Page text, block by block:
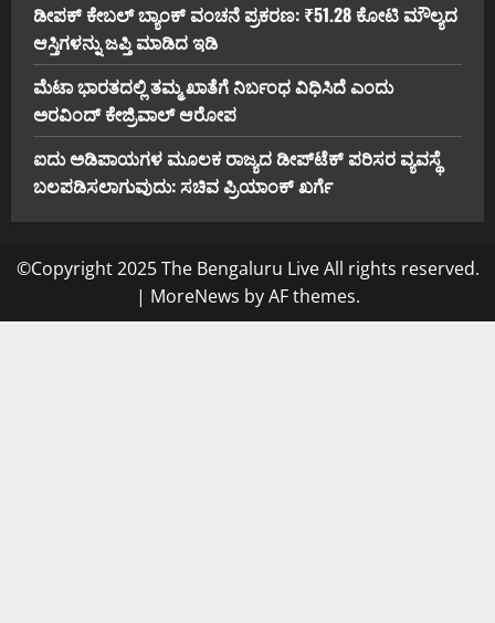
ಡೀಪಕ್ ಕೇಬಲ್ ಬ್ಯಾಂಕ್ ವಂಚನೆ ಪ್ರಕರಣ: ₹51.28 ಕೋಟಿ ಮೌಲ್ಯದ
ಆಸ್ತಿಗಳನ್ನು ಜಪ್ತಿ ಮಾಡಿದ ಇಡಿ
ಮೆಟಾ ಭಾರತದಲ್ಲಿ ತಮ್ಮ ಖಾತೆಗೆ ನಿರ್ಬಂಧ ವಿಧಿಸಿದೆ ಎಂದು
ಅರವಿಂದ್ ಕೇಜ್ರಿವಾಲ್ ಆರೋಪ
ಐದು ಅಡಿಪಾಯಗಳ ಮೂಲಕ ರಾಜ್ಯದ ಡೀಪ್‌ಟೆಕ್ ಪರಿಸರ ವ್ಯವಸ್ಥೆ
ಬಲಪಡಿಸಲಾಗುವುದು: ಸಚಿವ ಪ್ರಿಯಾಂಕ್ ಖರ್ಗೆ
©Copyright 2025 The Bengaluru Live All rights reserved.
| MoreNews by AF themes.